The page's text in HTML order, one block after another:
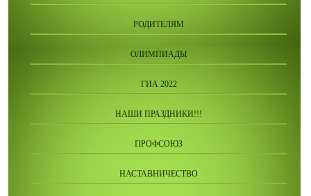
РОДИТЕЛЯМ
ОЛИМПИАДЫ
ГИА 2022
НАШИ ПРАЗДНИКИ!!!
ПРОФСОЮЗ
НАСТАВНИЧЕСТВО